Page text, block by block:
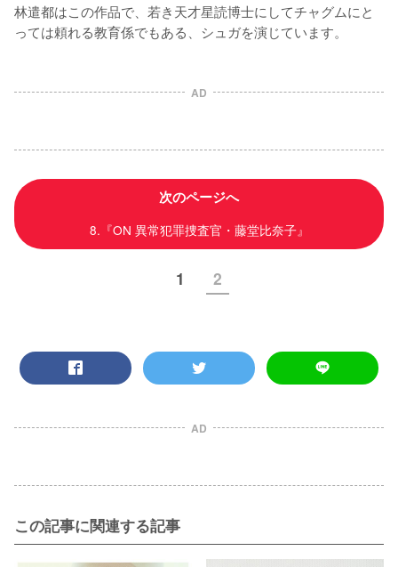
林遣都はこの作品で、若き天才星読博士にしてチャグムにと
AD
次のページへ
8.『ON 異常犯罪捜査官・藤堂比奈子』
1 2
AD
この記事に関連する記事